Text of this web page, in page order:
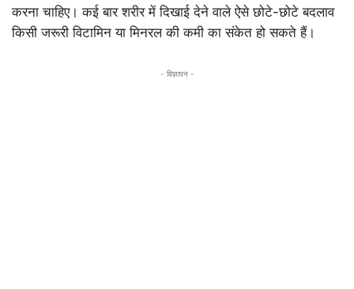
करना चाहिए। कई बार शरीर में दिखाई देने वाले ऐसे छोटे-छोटे बदलाव
किसी जरूरी विटामिन या मिनरल की कमी का संकेत हो सकते हैं।
- विज्ञापन -